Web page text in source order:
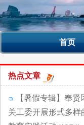
首页
热点文章
【暑假专辑】奉贤
关工委开展形式多样